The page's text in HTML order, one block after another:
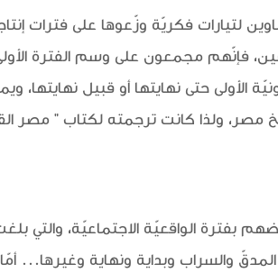
لتيارات فكريّة وزّعوها على فترات
فإنّهم مجمعون على وسم الفترة
الأولى حتى نهايتها أو قبيل نهايتها،
ولذا كانت ترجمته لكتاب " مصر
بفترة الواقعيّة الاجتماعيّة، والتي